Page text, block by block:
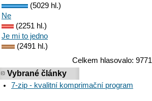
(5029 hl.)
Ne
(2251 hl.)
Je mi to jedno
(2491 hl.)
Celkem hlasovalo: 9771
Vybrané články
7-zip - kvalitní komprimační program